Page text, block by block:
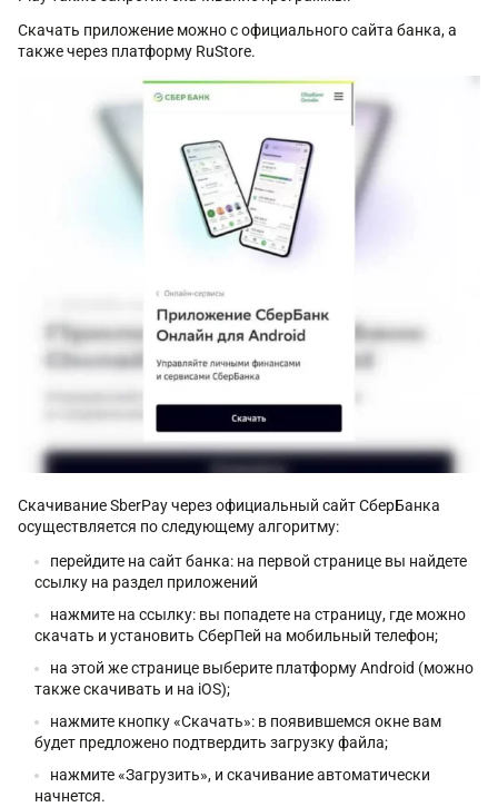
Скачать приложение можно с официального сайта банка, а
также через платформу RuStore.
Скачивание SberPay через официальный сайт СберБанка
осуществляется по следующему алгоритму:
перейдите на сайт банка: на первой странице вы найдете
ссылку на раздел приложений
нажмите на ссылку: вы попадете на страницу, где можно
скачать и установить СберПей на мобильный телефон;
на этой же странице выберите платформу Android (можно
также скачивать и на iOS);
нажмите кнопку «Скачать»: в появившемся окне вам
будет предложено подтвердить загрузку файла;
нажмите «Загрузить», и скачивание автоматически
начнется.